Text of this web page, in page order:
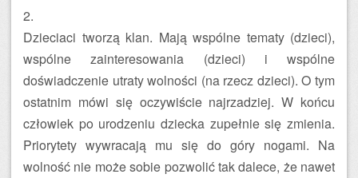
2.
Dzieciaci tworzą klan. Mają wspólne tematy (dzieci),
wspólne zainteresowania (dzieci) i wspólne
doświadczenie utraty wolności (na rzecz dzieci). O tym
ostatnim mówi się oczywiście najrzadziej. W końcu
człowiek po urodzeniu dziecka zupełnie się zmienia.
Priorytety wywracają mu się do góry nogami. Na
wolność nie może sobie pozwolić tak dalece, że nawet